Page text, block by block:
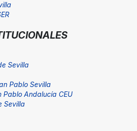
Sevilla
Pablo Sevilla
Pablo Andalucía CEU
Sevilla